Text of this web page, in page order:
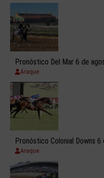
Pronóstico Del Mar 6 de
Araque
Pronóstico Colonial Downs
Araque